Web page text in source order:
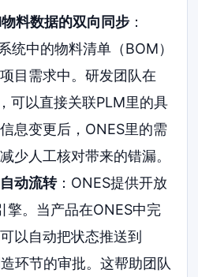
料数据的双向同步：
统中的物料清单（BOM）
目需求中。研发团队在
可以直接关联PLM里的具
息变更后，ONES里的需
少人工核对带来的错漏。
动流转：ONES提供开放
擎。当产品在ONES中完
以自动把状态推送到
环节的审批。这帮助团队